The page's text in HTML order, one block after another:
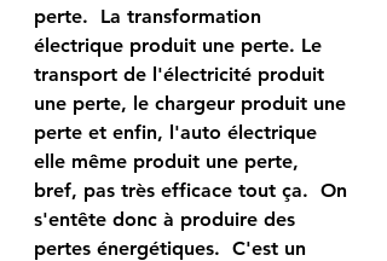
perte.  La transformation
électrique produit une perte. Le
transport de l'électricité produit
une perte, le chargeur produit une
perte et enfin, l'auto électrique
elle même produit une perte,
bref, pas très efficace tout ça.  On
s'entête donc à produire des
pertes énergétiques.  C'est un